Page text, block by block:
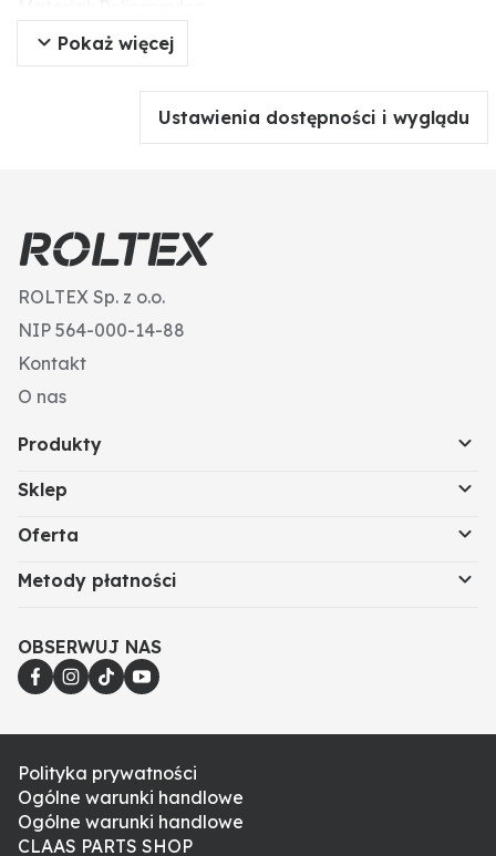
Przyłącze: 3/4"
Dodatkowe informacje: 1x gwint wewnętrzny
Pokaż więcej
Ustawienia dostępności i wyglądu
ROLTEX Sp. z o.o.
NIP 564-000-14-88
Kontakt
O nas
Produkty
Sklep
Oferta
Metody płatności
OBSERWUJ NAS
Polityka prywatności
Ogólne warunki handlowe
Ogólne warunki handlowe
CLAAS PARTS SHOP